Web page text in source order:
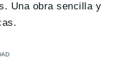
Una obra sencilla y